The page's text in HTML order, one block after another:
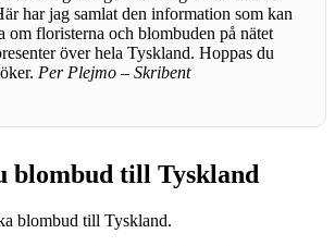
om floristerna och blombuden på nätet
över hela Tyskland. Hoppas du
Per Plejmo – Skribent
blombud till Tyskland
blombud till Tyskland.